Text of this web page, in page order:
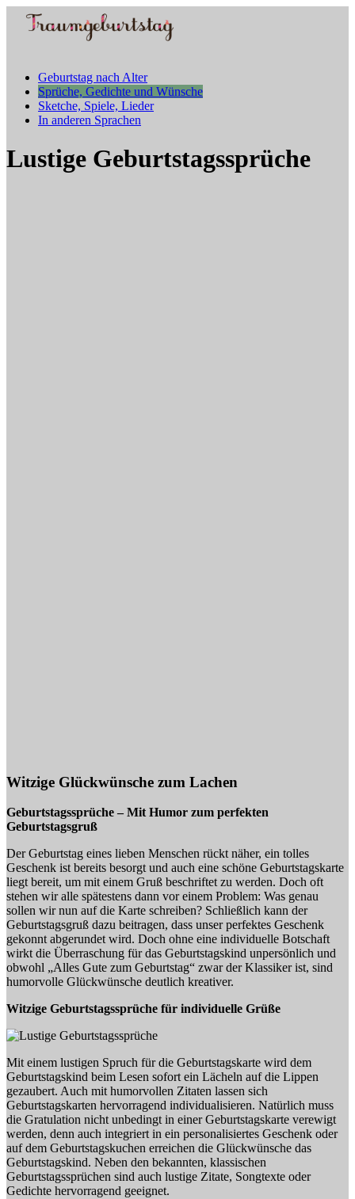
Geburtstag nach Alter
Sprüche, Gedichte und Wünsche
Sketche, Spiele, Lieder
In anderen Sprachen
Lustige Geburtstagssprüche
Witzige Glückwünsche zum Lachen
Geburtstagssprüche – Mit Humor zum perfekten
Geburtstagsgruß
Der Geburtstag eines lieben Menschen rückt näher, ein tolles
Geschenk ist bereits besorgt und auch eine schöne Geburtstagskarte
liegt bereit, um mit einem Gruß beschriftet zu werden. Doch oft
stehen wir alle spätestens dann vor einem Problem: Was genau
sollen wir nun auf die Karte schreiben? Schließlich kann der
Geburtstagsgruß dazu beitragen, dass unser perfektes Geschenk
gekonnt abgerundet wird. Doch ohne eine individuelle Botschaft
wirkt die Überraschung für das Geburtstagskind unpersönlich und
obwohl „Alles Gute zum Geburtstag“ zwar der Klassiker ist, sind
humorvolle Glückwünsche deutlich kreativer.
Witzige Geburtstagssprüche für individuelle Grüße
Mit einem lustigen Spruch für die Geburtstagskarte wird dem
Geburtstagskind beim Lesen sofort ein Lächeln auf die Lippen
gezaubert. Auch mit humorvollen Zitaten lassen sich
Geburtstagskarten hervorragend individualisieren. Natürlich muss
die Gratulation nicht unbedingt in einer Geburtstagskarte verewigt
werden, denn auch integriert in ein personalisiertes Geschenk oder
auf dem Geburtstagskuchen erreichen die Glückwünsche das
Geburtstagskind. Neben den bekannten, klassischen
Geburtstagssprüchen sind auch lustige Zitate, Songtexte oder
Gedichte hervorragend geeignet.